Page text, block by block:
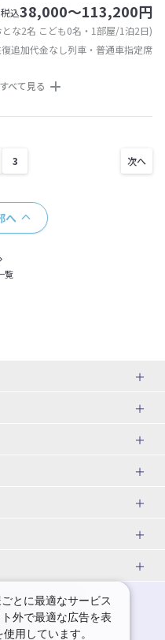
税込38,000～113,200円
とな2名 こども0名・1部屋/1泊2日)
追加代金なし列車・普通車指定席
べて見る
3
へ
覧
京→長野 新幹線パック
京→京都 新幹線パック
九州新幹線 旅行
手旅行・ツアー
田旅行・ツアー
ユニバーサル・スタジオ・ジャパ
帰り旅行
子旅 国内版
ールデンウィーク（GW）の国内
行
イバシーポリシー
約集
とに最適なサービス
外で最適な広告を表
用しています。